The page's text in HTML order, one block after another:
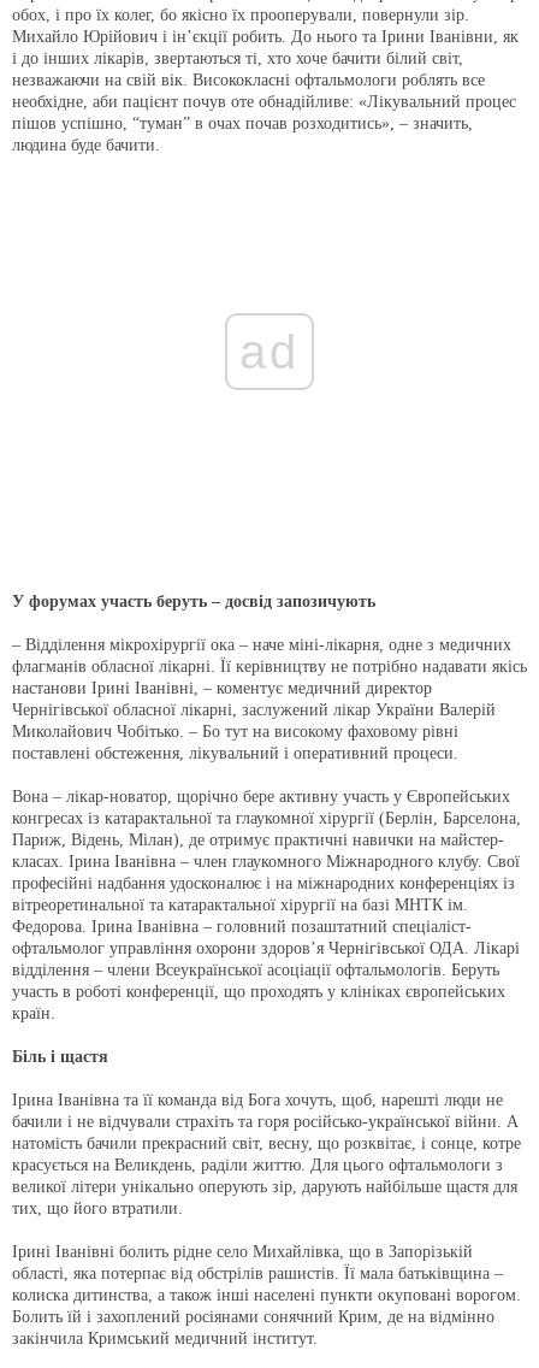
обох, і про їх колег, бо якісно їх прооперували, повернули зір.
Михайло Юрійович і ін’єкції робить. До нього та Ірини Іванівни, як
і до інших лікарів, звертаються ті, хто хоче бачити білий світ,
незважаючи на свій вік. Висококласні офтальмологи роблять все
необхідне, аби пацієнт почув оте обнадійливе: «Лікувальний процес
пішов успішно, “туман” в очах почав розходитись», – значить,
людина буде бачити.
ad
У форумах участь беруть – досвід запозичують
– Відділення мікрохірургії ока – наче міні-лікарня, одне з медичних
флагманів обласної лікарні. Її керівництву не потрібно надавати якісь
настанови Ірині Іванівні, – коментує медичний директор
Чернігівської обласної лікарні, заслужений лікар України Валерій
Миколайович Чобітько. – Бо тут на високому фаховому рівні
поставлені обстеження, лікувальний і оперативний процеси.
Вона – лікар-новатор, щорічно бере активну участь у Європейських
конгресах із катарактальної та глаукомної хірургії (Берлін, Барселона,
Париж, Відень, Мілан), де отримує практичні навички на майстер-
класах. Ірина Іванівна – член глаукомного Міжнародного клубу. Свої
професійні надбання удосконалює і на міжнародних конференціях із
вітреоретинальної та катарактальної хірургії на базі МНТК ім.
Федорова. Ірина Іванівна – головний позаштатний спеціаліст-
офтальмолог управління охорони здоров’я Чернігівської ОДА. Лікарі
відділення – члени Всеукраїнської асоціації офтальмологів. Беруть
участь в роботі конференції, що проходять у клініках європейських
країн.
Біль і щастя
Ірина Іванівна та її команда від Бога хочуть, щоб, нарешті люди не
бачили і не відчували страхіть та горя російсько-української війни. А
натомість бачили прекрасний світ, весну, що розквітає, і сонце, котре
красується на Великдень, раділи життю. Для цього офтальмологи з
великої літери унікально оперують зір, дарують найбільше щастя для
тих, що його втратили.
Ірині Іванівні болить рідне село Михайлівка, що в Запорізькій
області, яка потерпає від обстрілів рашистів. Її мала батьківщина –
колиска дитинства, а також інші населені пункти окуповані ворогом.
Болить їй і захоплений росіянами сонячний Крим, де на відмінно
закінчила Кримський медичний інститут.